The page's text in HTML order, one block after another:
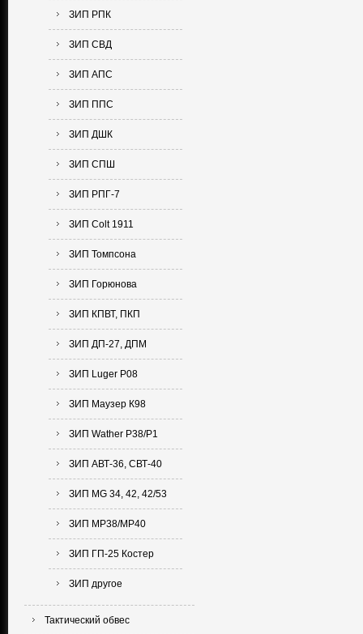
ЗИП РПК
ЗИП СВД
ЗИП АПС
ЗИП ППС
ЗИП ДШК
ЗИП СПШ
ЗИП РПГ-7
ЗИП Colt 1911
ЗИП Томпсона
ЗИП Горюнова
ЗИП КПВТ, ПКП
ЗИП ДП-27, ДПМ
ЗИП Luger P08
ЗИП Маузер К98
ЗИП Wather P38/P1
ЗИП АВТ-36, СВТ-40
ЗИП MG 34, 42, 42/53
ЗИП MP38/MP40
ЗИП ГП-25 Костер
ЗИП другое
Тактический обвес